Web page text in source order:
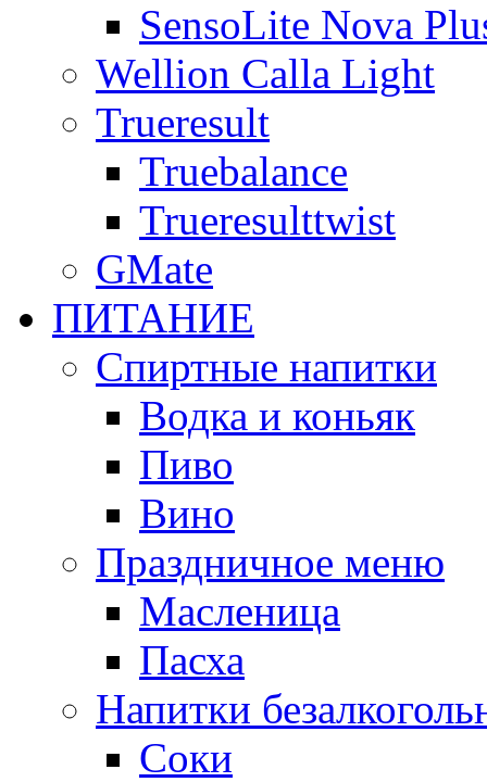
SensoLite Nova
Wellion Calla Light
Trueresult
Truebalance
Trueresulttwist
GMate
ПИТАНИЕ
Спиртные напитки
Водка и коньяк
Пиво
Вино
Праздничное меню
Масленица
Пасха
Напитки
Соки